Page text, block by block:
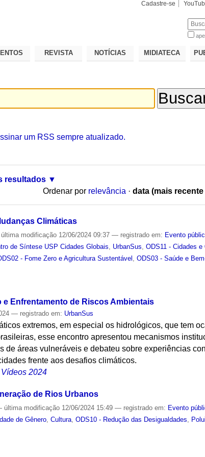
Cadastre-se
REVISTA NOTÍCIAS MIDIATECA
um RSS sempre atualizado.
resultados
Ordenar por relevância · data (mais
Climáticas
última modificação 12/06/2024 09:37— registrado em: Evento
de Síntese USP Cidades Globais, UrbanSus,ODS11 - Cidades
- Fome Zero e Agricultura Sustentável ,ODS03 - Saúde e
Enfrentamento de Riscos Ambientais
— registrado em: UrbanSus
extremos, em especial os hidrológicos, que tem
esse encontro apresentou mecanismos
de áreas vulneráveis e debateu sobre experiências
frente aos desafios climáticos.
Vídeos 2024
de Rios Urbanos
última modificação 12/06/2024 15:49— registrado em: Evento
de Gênero ,Cultura ,ODS10 - Redução das Desigualdades